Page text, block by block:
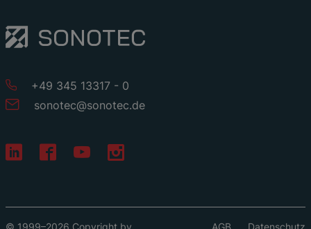
+49 345 13317 - 0
sonotec@sonotec.de
© 1999–2026 Copyright by AGB Datenschutz